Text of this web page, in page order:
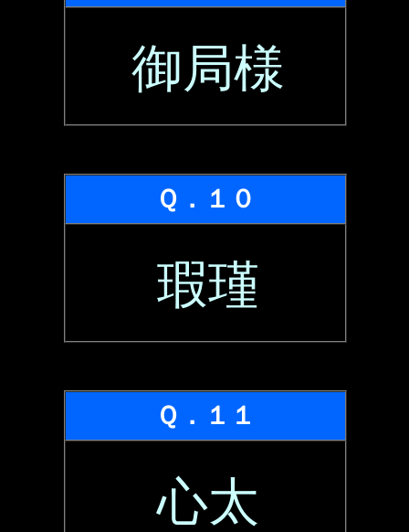
御局様
Ｑ．１０
瑕瑾
Ｑ．１１
心太